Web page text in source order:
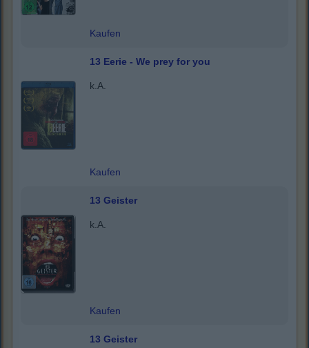
Kaufen
13 Eerie - We prey for you
k.A.
Kaufen
13 Geister
k.A.
Kaufen
13 Geister